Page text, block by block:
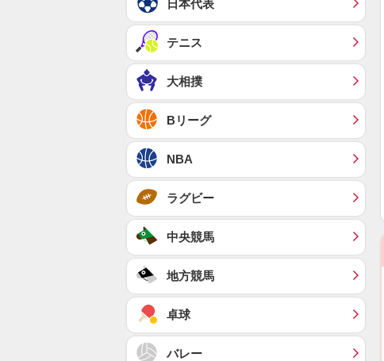
日本代表
テニス
大相撲
Bリーグ
NBA
ラグビー
中央競馬
地方競馬
卓球
バレー